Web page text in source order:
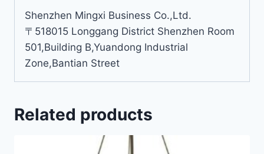
Shenzhen Mingxi Business Co.,Ltd.
〒518015 Longgang District Shenzhen Room
501,Building B,Yuandong Industrial
Zone,Bantian Street
Related products